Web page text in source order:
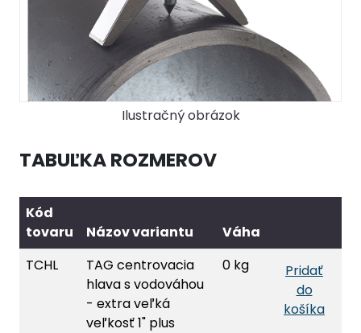
Ilustračný obrázok
TABUĽKA ROZMEROV
Kód
tovaru
Názov variantu
Váha
TCHL
TAG centrovacia
hlava s vodováhou
- extra veľká
veľkosť 1" plus
0 kg
Pridať
do
košíka